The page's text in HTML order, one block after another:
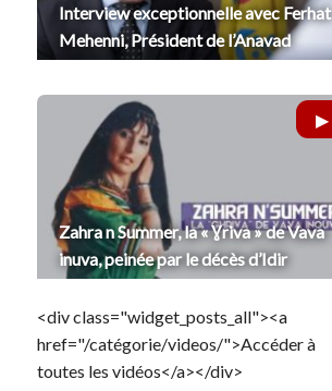
Interview exceptionnelle avec Ferhat
Mehenni, Président de l’Anavad
Zahra n Summer, la « Ɣriva » de Vava
inuva, peinée par le décès d’Idir
<div class="widget_posts_all"><a
href="/catégorie/videos/">Accéder à
toutes les vidéos</a></div>